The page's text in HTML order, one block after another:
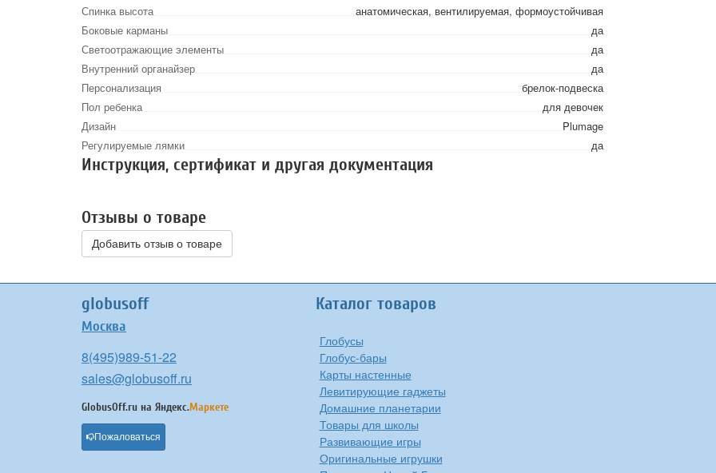
Спинка высота
анатомическая, вентилируемая, формоустойчивая
Боковые карманы
да
Светоотражающие элементы
да
Внутренний органайзер
да
Персонализация
брелок-подвеска
Пол ребенка
для девочек
Дизайн
Plumage
Регулируемые лямки
да
Инструкция, сертификат и другая документация
Отзывы о товаре
Добавить отзыв о товаре
globusoff
Москва
8(495)989-51-22
sales@globusoff.ru
GlobusOff.ru на Яндекс.Маркете
Пожаловаться
Каталог товаров
Глобусы
Глобус-бары
Карты настенные
Левитирующие гаджеты
Домашние планетарии
Товары для школы
Развивающие игры
Оригинальные игрушки